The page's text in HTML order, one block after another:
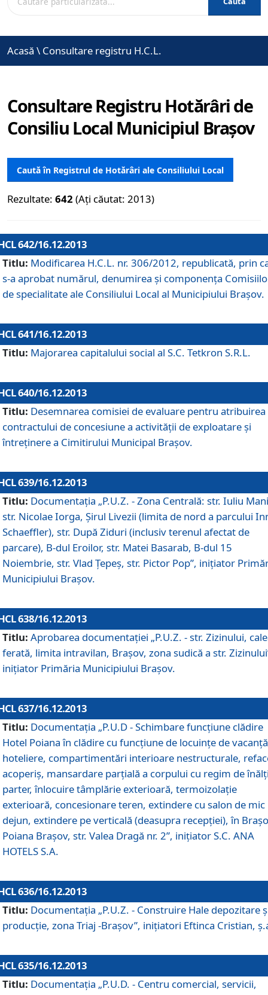
Acasă \ Consultare registru H.C.L.
Consultare Registru Hotărâri de
Consiliu Local Municipiul Brașov
Caută în Registrul de Hotărâri ale Consiliului Local
Rezultate: 642 (Ați căutat: 2013)
642/16.12.2013
Titlu: Modificarea H.C.L. nr. 306/2012, republicată, prin
s-a aprobat numărul, denumirea şi componenţa
de specialitate ale Consiliului Local al Municipiului Braşov.
641/16.12.2013
Titlu: Majorarea capitalului social al S.C. Tetkron S.R.L.
640/16.12.2013
Titlu: Desemnarea comisiei de evaluare pentru atribuirea
contractului de concesiune a activităţii de exploatare şi
întreţinere a Cimitirului Municipal Braşov.
639/16.12.2013
Titlu: Documentaţia „P.U.Z. - Zona Centrală: str. Iuliu
str. Nicolae Iorga, Şirul Livezii (limita de nord a parcului
Schaeffler), str. După Ziduri (inclusiv terenul afectat de
parcare), B-dul Eroilor, str. Matei Basarab, B-dul 15
Noiembrie, str. Vlad Ţepeş, str. Pictor Pop”, iniţiator
Municipiului Braşov.
638/16.12.2013
Titlu: Aprobarea documentaţiei „P.U.Z. - str. Zizinului,
ferată, limita intravilan, Braşov, zona sudică a str.
iniţiator Primăria Municipiului Braşov.
637/16.12.2013
Titlu: Documentaţia „P.U.D - Schimbare funcţiune clădire
Hotel Poiana în clădire cu funcţiune de locuinţe de
hoteliere, compartimentări interioare nestructurale,
acoperiş, mansardare parţială a corpului cu regim de
parter, înlocuire tâmplărie exterioară, termoizolaţie
exterioară, concesionare teren, extindere cu salon de mic
dejun, extindere pe verticală (deasupra recepţiei), în
Poiana Braşov, str. Valea Dragă nr. 2”, iniţiator S.C. ANA
HOTELS S.A.
636/16.12.2013
Titlu: Documentaţia „P.U.Z. - Construire Hale depozitare
producţie, zona Triaj -Braşov”, iniţiatori Eftinca Cristian,
635/16.12.2013
Titlu: Documentaţia „P.U.D. - Centru comercial, servicii,